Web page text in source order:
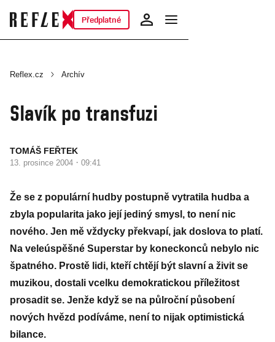
Předplatné
Reflex.cz Archív
Slavík po transfuzi
TOMÁŠ FEŘTEK
13. prosince 2004 · 09:41
Že se z populární hudby postupně vytratila hudba a
zbyla popularita jako její jediný smysl, to není nic
nového. Jen mě vždycky překvapí, jak doslova to platí.
Na veleúspěšné Superstar by koneckonců nebylo nic
špatného. Prostě lidi, kteří chtějí být slavní a živit se
muzikou, dostali vcelku demokratickou příležitost
prosadit se. Jenže když se na půlroční působení
nových hvězd podíváme, není to nijak optimistická
bilance.